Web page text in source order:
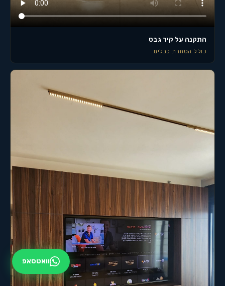
התקנה על קיר גבס
כולל הסתרת כבלים
וואטסאפ